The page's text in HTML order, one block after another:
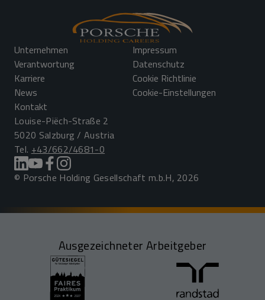
Unternehmen
Verantwortung
Karriere
News
Kontakt
Impressum
Datenschutz
Cookie Richtlinie
Cookie-Einstellungen
Louise-Piëch-Straße 2
5020 Salzburg / Austria
Tel. +43/662/4681-0
© Porsche Holding Gesellschaft m.b.H, 2026
Ausgezeichneter Arbeitgeber